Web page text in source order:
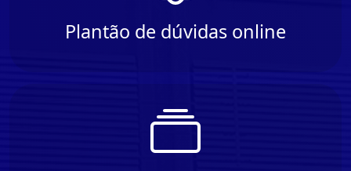
Plantão de dúvidas online